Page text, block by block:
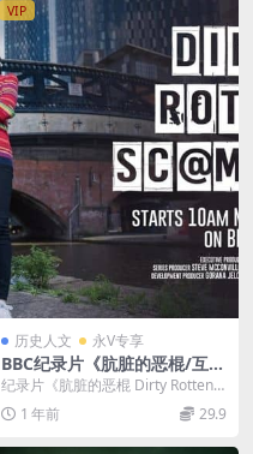
VIP
历史人文 永V专享
BBC纪录片《肮脏的恶棍/互联
网犯罪世界 Dirty Rotten Sca
mmers 2022》全15集 英语
中英双字 官方纯净版 1080P/
纪录片《肮脏的恶棍 Dirty Rotten S
cammers 2022》全15...
1 年前 29.9